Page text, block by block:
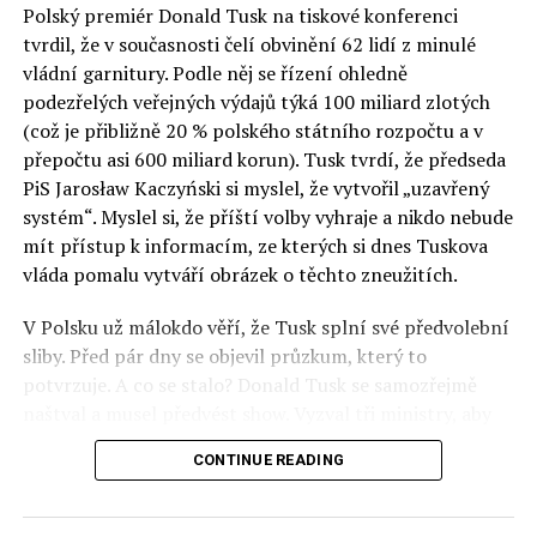
Otázky spojené s vývojem umělé inteligence budou na
fóru AI zvláště diskutovanou oblastí. Fórum AI bude
zahrnovat vyhrazenou tematickou trať skládající se z
panelů, prezentací, workshopů a speciálních akcí.
Budou diskutovány klíčové otázky vlivu umělé
inteligence ve společnosti, ale i v sektoru veřejných a
komerčních služeb. Budou se diskutovat problémy a
výzvy, kterým bude muset trh čelit tváří v tvář zásadním
technologickým změnám. Účastníci fóra také zváží, do
technologií umělé inteligence v mnoha oblastech života
umožní Evropské unii obnovit konkurenceschopnost ve
vztahu ke globálním ekonomikám a nutnosti zajistit
Polský premiér Donald Tusk na tiskové konferenci
tvrdil, že v současnosti čelí obvinění 62 lidí z minulé
vládní garnitury. Podle něj se řízení ohledně
podezřelých veřejných výdajů týká 100 miliard zlotých
(což je přibližně 20 % polského státního rozpočtu a v
přepočtu asi 600 miliard korun). Tusk tvrdí, že předseda
PiS Jarosław Kaczyński si myslel, že vytvořil „uzavřený
systém“. Myslel si, že příští volby vyhraje a nikdo nebude
mít přístup k informacím, ze kterých si dnes Tuskova
vláda pomalu vytváří obrázek o těchto zneužitích.
V Polsku už málokdo věří, že Tusk splní své předvolební
sliby. Před pár dny se objevil průzkum, který to
potvrzuje. A co se stalo? Donald Tusk se samozřejmě
před kamerami podepsali dohodu o stíhání členů PiS, a
ti poslušně ono divadlo předvedli. Andrzej Domański
CONTINUE READING